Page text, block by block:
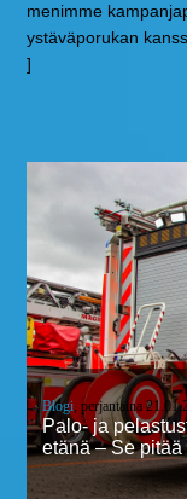
menimme
ystäväporukan
]
Blogi, perjantaina 21.01.22
Palo- ja
etänä – Se